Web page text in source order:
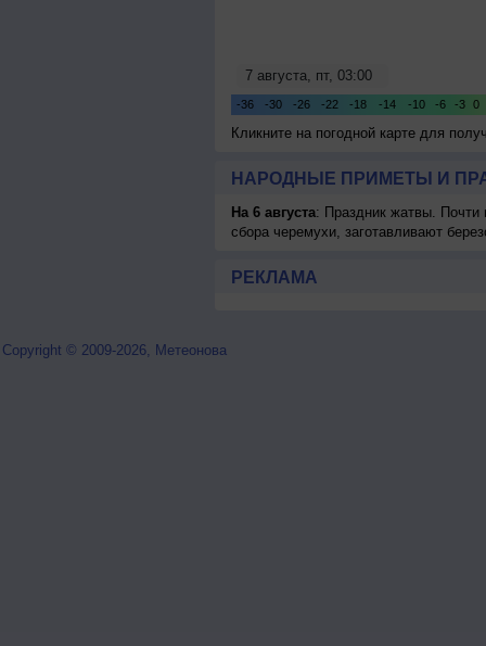
Кликните на погодной карте для
НАРОДНЫЕ ПРИМЕТЫ И
На 6 августа: Праздник жатвы. Почти
сбора черемухи, заготавливают
РЕКЛАМА
Copyright © 2009-2026, Метеонова